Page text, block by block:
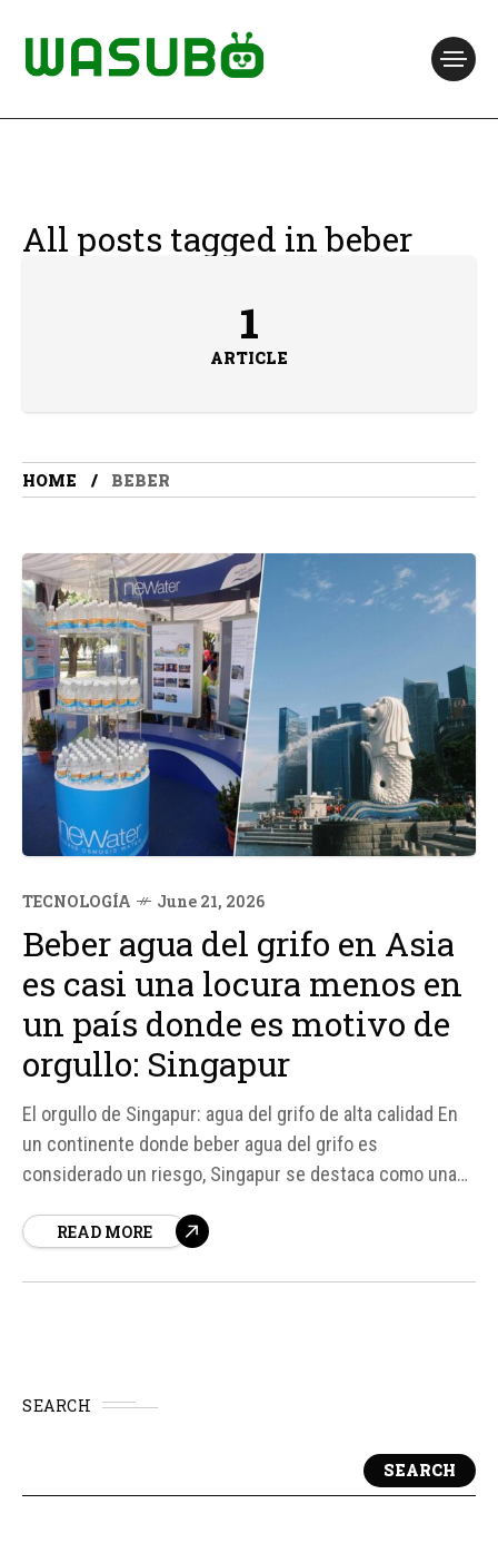
All posts tagged in beber
1
ARTICLE
HOME BEBER
TECNOLOGÍA June 21, 2026
Beber agua del grifo en Asia
es casi una locura menos en
un país donde es motivo de
orgullo: Singapur
El orgullo de Singapur: agua del grifo de alta calidad En
un continente donde beber agua del grifo es
considerado un riesgo, Singapur se destaca como una
Vietnam, China o la India, donde el agua embotellada es
READ MORE
SEARCH
SEARCH